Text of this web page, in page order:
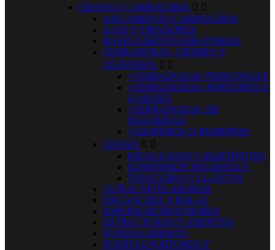
CHASIS Y CARROCERIA  
AISLAMIENTO CARROCERIA
ASAS Y TIRADORES
BASES ASIENTO GIRATORIAS
CERRADURAS, CIERRES Y
CILINDROS  
+CERRADURAS/ PRINCIPALES
+CERRADURAS- PORTONES O
GARAJES
+CERRADURAS, DE
SEGURIDAD
+CILINDROS O BOMBINES
CHASIS  
PATAS GATOS Y MARTINETES
SUSPENSION NEUMATICA
TAPACUBOS Y LLANTAS
CUÑAS NIVELADORAS
ENGANCHES Y BOLAS
ESPEJOS RETROVISORES
ESTRUCTURAS Y ASIENTOS
FUNDAS ASIENTO
PUERTAS PORTONES Y